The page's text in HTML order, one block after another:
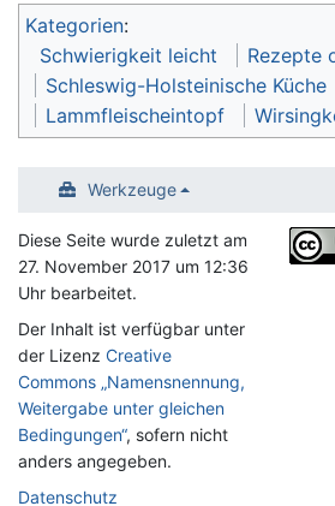
Kategorien:
Schwierigkeit leicht
Rezepte
Schleswig-Holsteinische Küche
Lammfleischeintopf
Werkzeuge
Diese Seite wurde zuletzt am
27. November 2017 um 12:36
Uhr bearbeitet.
Der Inhalt ist verfügbar unter
der Lizenz Creative
Commons „Namensnennung,
Weitergabe unter gleichen
Bedingungen“, sofern nicht
anders angegeben.
Datenschutz